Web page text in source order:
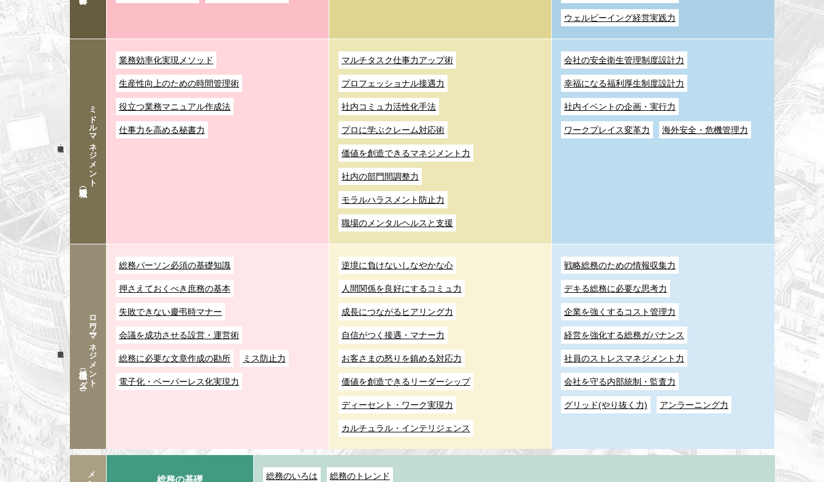
ウェルビーイング経営実践力
ミドルマネジメント
業務効率化実現メソッド
生産性向上のための時間管理術
役立つ業務マニュアル作成法
仕事力を高める秘書力
マルチタスク仕事力アップ術
プロフェッショナル接遇力
社内コミュ力活性化手法
プロに学ぶクレーム対応術
価値を創造できるマネジメント力
社内の部門間調整力
モラルハラスメント防止力
職場のメンタルヘルスと支援
会社の安全衛生管理制度設計力
幸福になる福利厚生制度設計力
社内イベントの企画・実行力
ワークプレイス変革力 海外安全・危機管理力
ローワーマネジメント
（職場リーダー）
総務パーソン必須の基礎知識
押さえておくべき庶務の基本
失敗できない慶弔時マナー
会議を成功させる設営・運営術
総務に必要な文章作成の勘所 ミス防止力
電子化・ペーパーレス化実現力
逆境に負けないしなやかな心
人間関係を良好にするコミュ力
成長につながるヒアリング力
自信がつく接遇・マナー力
お客さまの怒りを鎮める対応力
価値を創造できるリーダーシップ
ディーセント・ワーク実現力
カルチュラル・インテリジェンス
戦略総務のための情報収集力
デキる総務に必要な思考力
企業を強くするコスト管理力
経営を強化する総務ガバナンス
社員のストレスマネジメント力
会社を守る内部統制・監査力
グリッド(やり抜く力) アンラーニング力
総務の基礎 総務のいろは 総務のトレンド